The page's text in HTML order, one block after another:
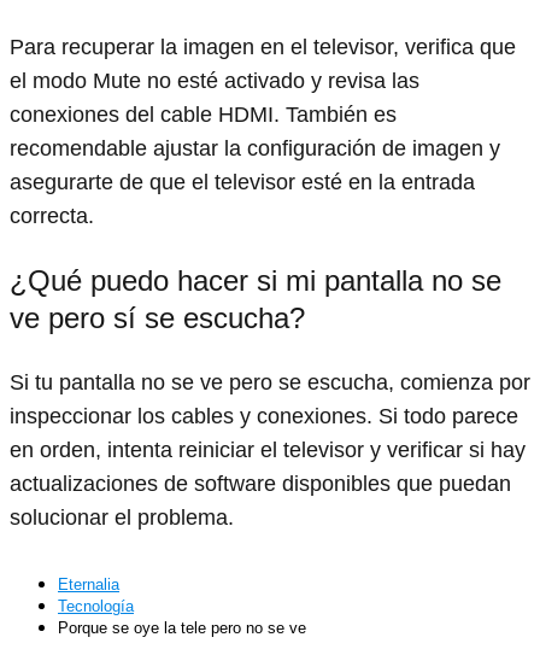
Para recuperar la imagen en el televisor, verifica que
el modo Mute no esté activado y revisa las
conexiones del cable HDMI. También es
recomendable ajustar la configuración de imagen y
asegurarte de que el televisor esté en la entrada
correcta.
¿Qué puedo hacer si mi pantalla no se
ve pero sí se escucha?
Si tu pantalla no se ve pero se escucha, comienza por
inspeccionar los cables y conexiones. Si todo parece
en orden, intenta reiniciar el televisor y verificar si hay
actualizaciones de software disponibles que puedan
solucionar el problema.
Eternalia
Tecnología
Porque se oye la tele pero no se ve